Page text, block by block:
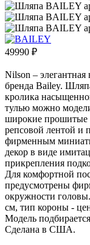
49990 ₽
Nilson –
бренда Bailey.
кролика
тулью можно
широкие прошитые
репсовой лентой и
фирменным
декор в виде
прикрепления
Для комфортной
предусмотрены
окружности
см, тип короны -
Модель
Сделана в США.